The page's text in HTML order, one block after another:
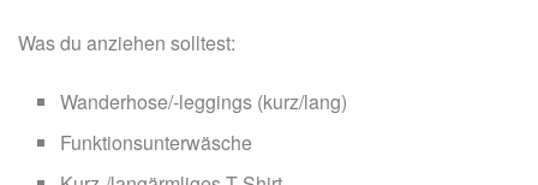
Was du anziehen solltest:
Wanderhose/-leggings (kurz/lang)
Funktionsunterwäsche